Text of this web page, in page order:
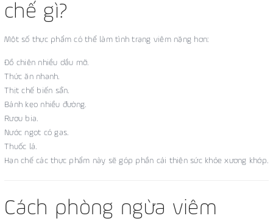
chế gì?
Một số thực phẩm có thể làm tình trạng viêm nặng hơn:
Đồ chiên nhiều dầu mỡ.
Thức ăn nhanh.
Thịt chế biến sẵn.
Bánh kẹo nhiều đường.
Rượu bia.
Nước ngọt có gas.
Thuốc lá.
Hạn chế các thực phẩm này sẽ góp phần cải thiện sức khỏe xương khớp.
Cách phòng ngừa viêm